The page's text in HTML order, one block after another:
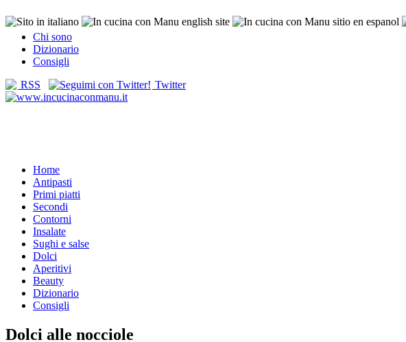
Chi sono
Dizionario
Consigli
RSS
Twitter
Home
Antipasti
Primi piatti
Secondi
Contorni
Insalate
Sughi e salse
Dolci
Aperitivi
Beauty
Dizionario
Consigli
Dolci alle nocciole